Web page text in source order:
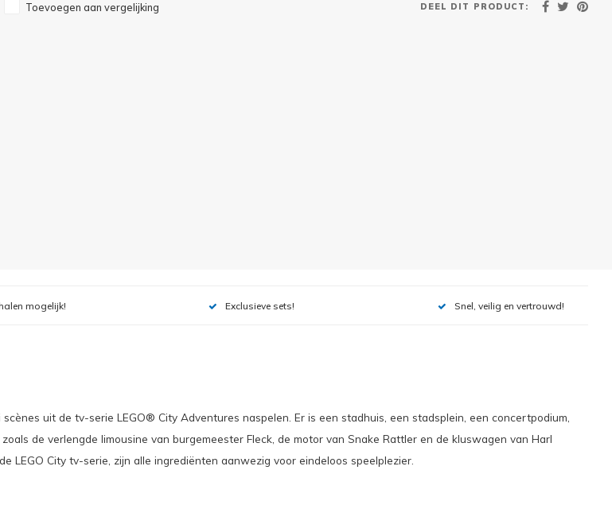
Toevoegen aan vergelijking DEEL DIT PRODUCT:
mogelijk! Exclusieve sets! Snel, veilig en vertrouwd!
uit de tv-serie LEGO® City Adventures naspelen. Er is een stadhuis, een stadsplein, een concertpodium,
de verlengde limousine van burgemeester Fleck, de motor van Snake Rattler en de kluswagen van Harl
LEGO City tv-serie, zijn alle ingrediënten aanwezig voor eindeloos speelplezier.